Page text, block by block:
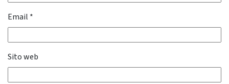
Email *
Sito web